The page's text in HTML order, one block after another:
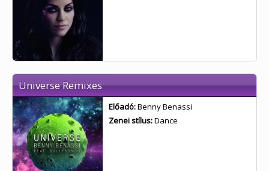
Universe Remixes
Előadó:Benny Benassi
Zenei stílus:Dance